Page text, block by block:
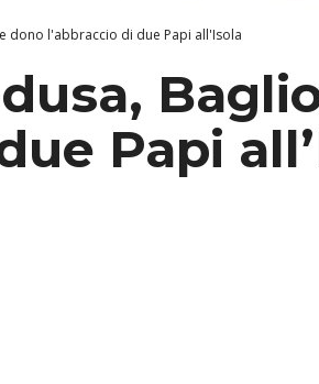
dono l'abbraccio di due Papi all'Isola
Papi